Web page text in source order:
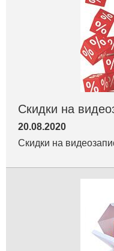
Скидки на
20.08.2020
Скидки на